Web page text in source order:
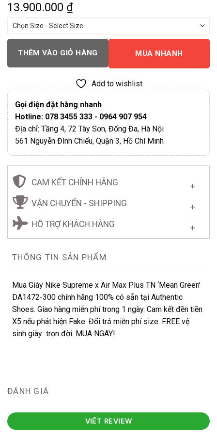
13.900.000 ₫
THÊM VÀO GIỎ HÀNG MUA NHANH
Add to wishlist
Gọi điện đặt hàng nhanh
Hotline: 078 3455 333 - 0964 907 954
Địa chỉ: Tầng 4, 72 Tây Sơn, Đống Đa, Hà Nội
561 Nguyễn Đình Chiểu, Quận 3, Hồ Chí Minh
CAM KẾT CHÍNH HÃNG
VẬN CHUYỂN - SHIPPING
HỖ TRỢ KHÁCH HÀNG
THÔNG TIN SẢN PHẨM
Mua Giày Nike Supreme x Air Max Plus TN ‘Mean Green’
DA1472-300 chính hãng 100% có sẵn tại Authentic
Shoes. Giao hàng miễn phí trong 1 ngày. Cam kết đền tiền
X5 nếu phát hiện Fake. Đổi trả miễn phí size. FREE vệ
sinh giày trọn đời. MUA NGAY!
ĐÁNH GIÁ
VIẾT REVIEW